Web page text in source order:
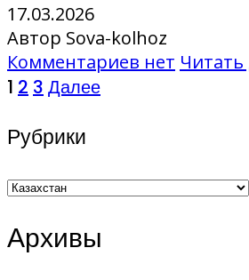
17.03.2026
Автор Sova-kolhoz
Комментариев нет Читать
Пагинация
записей
1 2 3 Далее
Рубрики
Рубрики
Архивы